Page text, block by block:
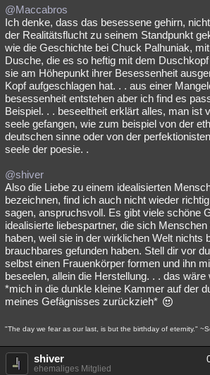
@Maccabros
Ich denke, dass das besessene gehirn,
der Realitätsflucht zu seinem Standpunkt
wie die Geschichte bei Chuck Palhuniak,
Dusche, die es so heftig mit dem
sie am Höhepunkt ihrer Besessenheit
Kopf aufgeschlagen hat. . . aus einer
besessenheit entstehen aber ich find es
Beispiel. . . beseeltheit erklärt alles, man ist
seele gefangen, wie zum beispiel von der
deutschen sinne oder von der
seele der poesie. .
@shiver
Also die Liebe zu einem idealisierten
bezeichnen, find ich auch nicht wieder
sagen, anspruchsvoll. Es gibt viele schöne
idealisierte liebespartner, die sich
haben, weil sie in der wirklichen Welt nichts
brauchbares gefunden haben. Stell dir vor
selbst einen Frauenkörper formen und ihn
beseelen, allein die Herstellung. . . das
*mich in die dunkle kleine Kammer auf der
meines Gefägnisses zurückzieh*
"The day we fear as our last, is but the birthday of eternity."
shiver
ehemaliges Mitglied